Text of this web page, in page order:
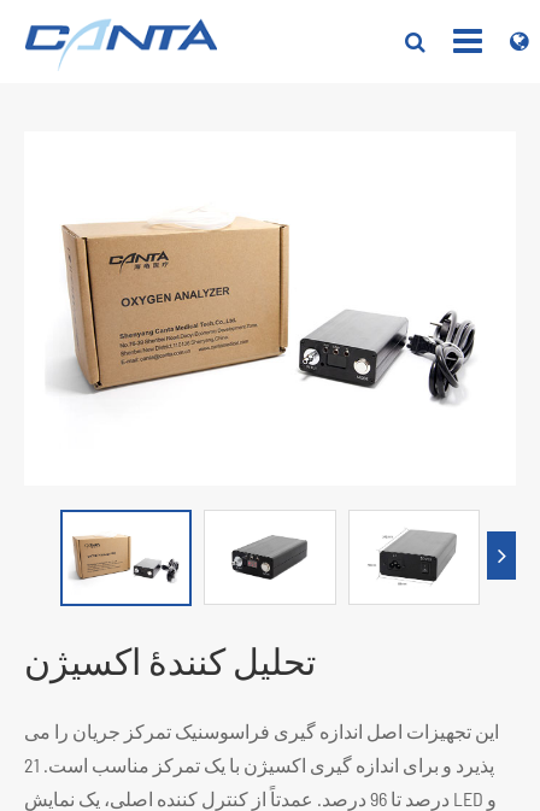
تحلیل کنندۀ اکسیژن
این تجهیزات اصل اندازه گیری فراسوسنیک تمرکز جریان را می
پذیرد و برای اندازه گیری اکسیژن با یک تمرکز مناسب است. 21
درصد تا 96 درصد. عمدتاً از کنترل کننده اصلی، یک نمایش LED و